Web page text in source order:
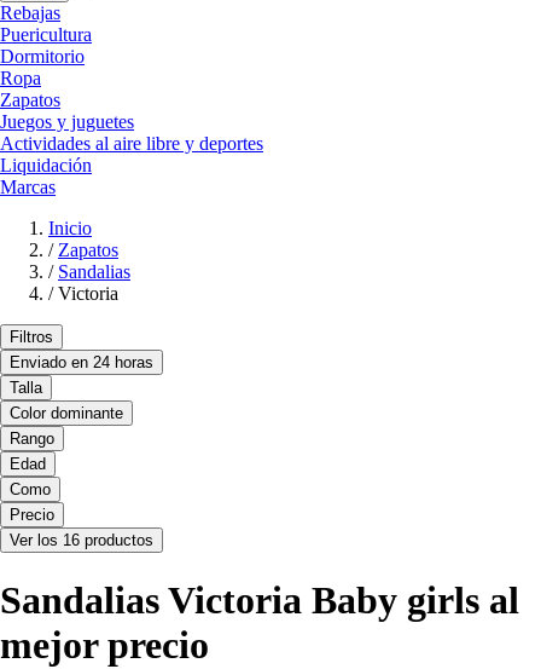
Rebajas
Puericultura
Dormitorio
Ropa
Zapatos
Juegos y juguetes
Actividades al aire libre y deportes
Liquidación
Marcas
Inicio
/ Zapatos
/ Sandalias
/ Victoria
Filtros
Enviado en 24 horas
Talla
Color dominante
Rango
Edad
Como
Precio
Ver los 16 productos
Sandalias Victoria Baby girls al
mejor precio